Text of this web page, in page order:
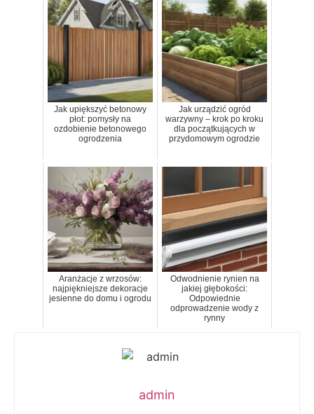
Jak upiększyć betonowy
płot: pomysły na
ozdobienie betonowego
ogrodzenia
Jak urządzić ogród
warzywny – krok po kroku
dla początkujących w
przydomowym ogrodzie
Aranżacje z wrzosów:
najpiękniejsze dekoracje
jesienne do domu i ogrodu
Odwodnienie rynien na
jakiej głębokości:
Odpowiednie
odprowadzenie wody z
rynny
admin